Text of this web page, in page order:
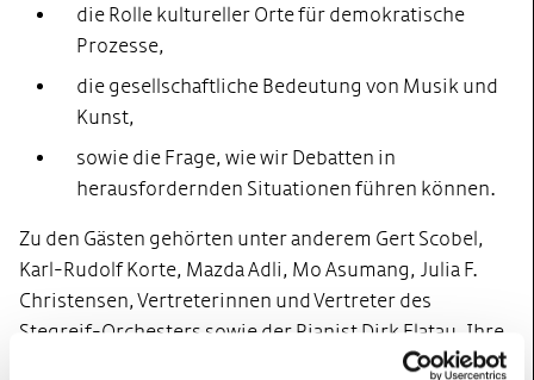
die Rolle kultureller Orte für demokratische
Prozesse,
die gesellschaftliche Bedeutung von Musik und
Kunst,
sowie die Frage, wie wir Debatten in
herausfordernden Situationen führen können.
Zu den Gästen gehörten unter anderem Gert Scobel,
Karl-Rudolf Korte, Mazda Adli, Mo Asumang, Julia F.
Christensen, Vertreterinnen und Vertreter des
Stegreif-Orchesters sowie der Pianist Dirk Flatau. Ihre
Perspektiven machen die Alte Oper Nights zu einem